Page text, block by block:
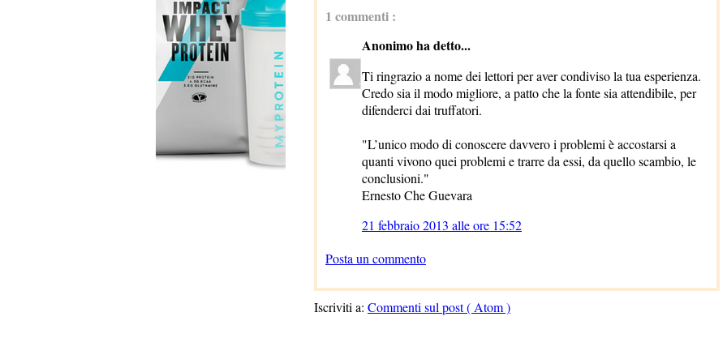
1 commenti :
Anonimo ha detto...
Ti ringrazio a nome dei lettori per aver condiviso la tua esperienza.
Credo sia il modo migliore, a patto che la fonte sia attendibile, per
difenderci dai truffatori.
"L’unico modo di conoscere davvero i problemi è accostarsi a
quanti vivono quei problemi e trarre da essi, da quello scambio, le
conclusioni."
Ernesto Che Guevara
21 febbraio 2013 alle ore 15:52
Posta un commento
Iscriviti a: Commenti sul post ( Atom )